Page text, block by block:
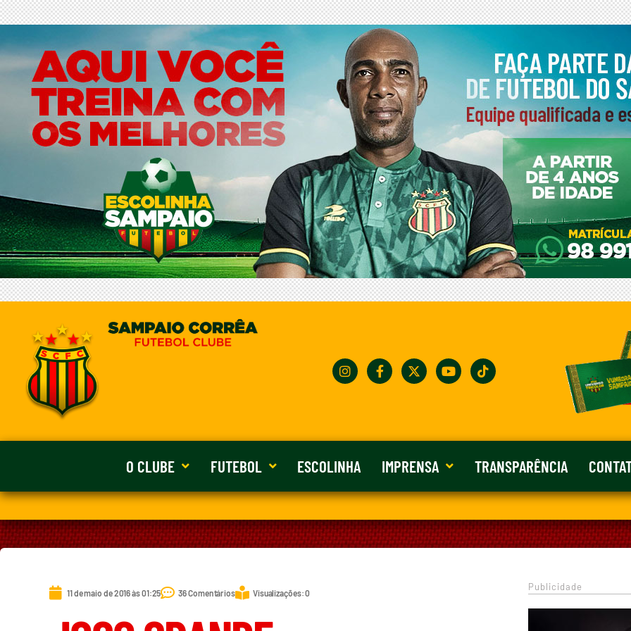
O CLUBE FUTEBOL ESCOLINHA IMPRENSA TRANSPARÊNCIA
11 de maio de 2016 às 01:25 36 Comentários Visualizações: 0
Publicidade